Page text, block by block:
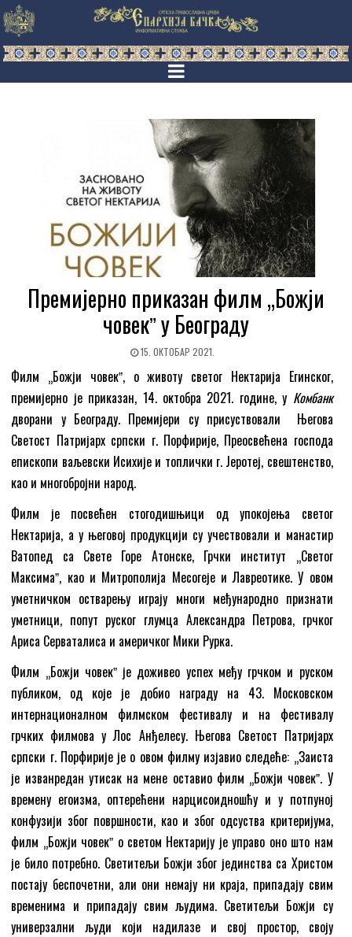
Премијерно приказан филм „Божји
човекˮ у Београду
15. ОКТОБАР 2021.
Филм „Божји човекˮ, о животу светог Нектарија Егинског,
премијерно је приказан, 14. октобра 2021. године, у Комбанк
дворани у Београду. Премијери су присуствовали Његова
Светост Патријарх српски г. Порфирије, Преосвећена господа
епископи ваљевски Исихије и топлички г. Јеротеј, свештенство,
као и многобројни народ.
Филм је посвећен стогодишњици од упокојења светог
Нектарија, а у његовој продукцији су учествовали и манастир
Ватопед са Свете Горе Атонске, Грчки институт „Светог
Максимаˮ, као и Митрополија Месогејe и Лавреотике. У овом
уметничком остварењу играју многи међународно признати
уметници, попут руског глумца Александра Петрова, грчког
Ариса Серваталиса и америчког Мики Рурка.
Филм „Божји човекˮ је доживео успех међу грчком и руском
публиком, од које је добио награду на 43. Московском
интернационалном филмском фестивалу и на фестивалу
грчких филмова у Лос Анђелесу. Његова Светост Патријарх
српски г. Порфирије је о овом филму изјавио следеће: „Заиста
је изванредан утисак на мене оставио филм „Божји човекˮ. У
времену егоизма, оптерећени нарцисоидношћу и у потпуној
конфузији због површности, као и због одсуства критеријума,
филм „Божји човекˮ о светом Нектарију је управо оно што нам
је било потребно. Светитељи Божји због јединства са Христом
постају беспочетни, али они немају ни краја, припадају свим
временима и припадају свим људима. Светитељи Божји су
универзални људи који надилазе и свој простор, своју